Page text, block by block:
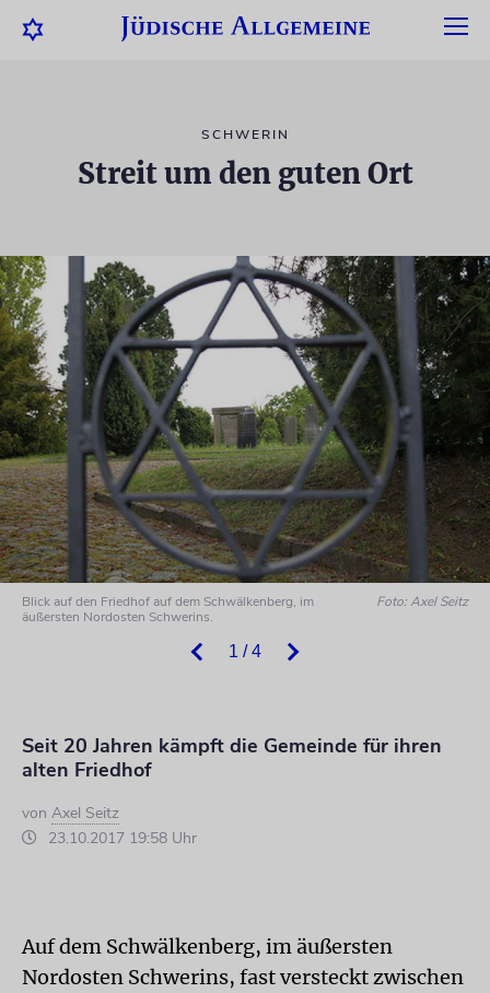
SCHWERIN
Streit um den guten Ort
1 / 4
Blick auf den Friedhof auf dem Schwälkenberg, im
äußersten Nordosten Schwerins.
Foto: Axel Seitz
Seit 20 Jahren kämpft die Gemeinde für ihren
alten Friedhof
von Axel Seitz
23.10.2017 19:58 Uhr
Auf dem Schwälkenberg, im äußersten
Nordosten Schwerins, fast versteckt zwischen